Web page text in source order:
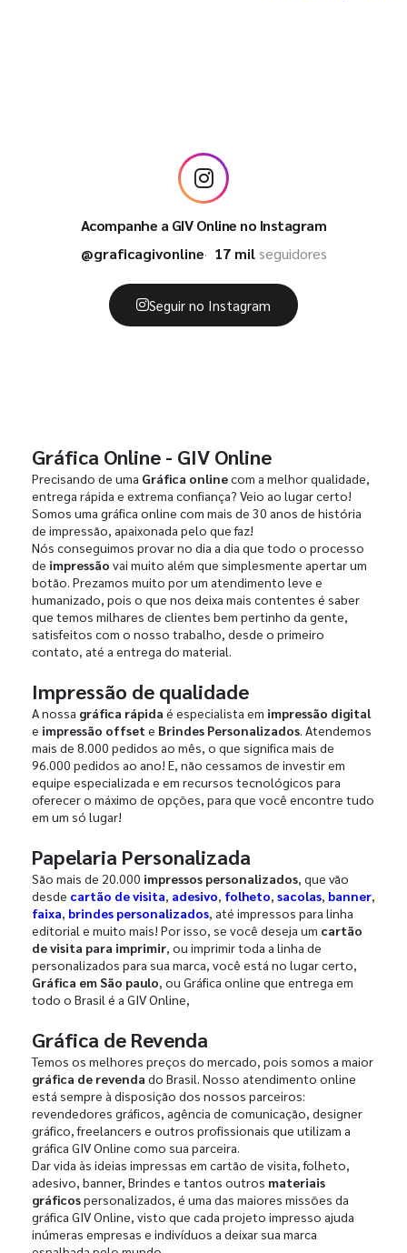
Acompanhe a GIV Online no Instagram
@graficagivonline
17 milseguidores
Seguir no Instagram
Gráfica Online - GIV Online
Precisando de uma Gráfica onlinecom a melhor qualidade,
entrega rápida e extrema confiança? Veio ao lugar certo!
Somos uma gráfica online com mais de 30 anos de história
de impressão, apaixonada pelo que faz!
Nós conseguimos provar no dia a dia que todo o processo
de impressão vai muito além que simplesmente apertar um
botão. Prezamos muito por um atendimento leve e
humanizado, pois o que nos deixa mais contentes é saber
que temos milhares de clientes bem pertinho da gente,
satisfeitos com o nosso trabalho, desde o primeiro
contato, até a entrega do material.
Impressão de qualidade
A nossa gráfica rápida é especialista em impressão digital
e impressão offset e Brindes Personalizados. Atendemos
mais de 8.000 pedidos ao mês, o que significa mais de
96.000 pedidos ao ano! E, não cessamos de investir em
equipe especializada e em recursos tecnológicos para
oferecer o máximo de opções, para que você encontre tudo
em um só lugar!
Papelaria Personalizada
São mais de 20.000 impressos personalizados, que vão
desde cartão de visita, adesivo, folheto, sacolas, banner,
faixa, brindes personalizados, até impressos para linha
editorial e muito mais! Por isso, se você deseja um cartão
de visita para imprimir, ou imprimir toda a linha de
personalizados para sua marca, você está no lugar certo,
Gráfica em São paulo, ou Gráfica online que entrega em
todo o Brasil é a GIV Online,
Gráfica de Revenda
Temos os melhores preços do mercado, pois somos a maior
gráfica de revenda do Brasil. Nosso atendimento online
está sempre à disposição dos nossos parceiros:
revendedores gráficos, agência de comunicação, designer
gráfico, freelancers e outros profissionais que utilizam a
gráfica GIV Online como sua parceira.
Dar vida às ideias impressas em cartão de visita, folheto,
adesivo, banner, Brindes e tantos outros materiais
gráficospersonalizados, é uma das maiores missões da
gráfica GIV Online, visto que cada projeto impresso ajuda
inúmeras empresas e indivíduos a deixar sua marca